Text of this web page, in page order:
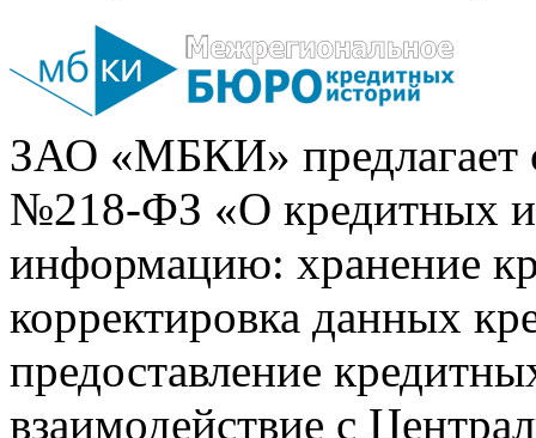
ЗАО «МБКИ» предлагает
№218-ФЗ «О кредитных
информацию: хранение
корректировка данных
предоставление
взаимодействие с